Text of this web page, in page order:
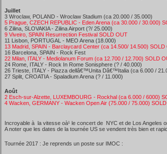
Juillet
3 Wroclaw, POLAND - Wroclaw Stadium (ca 20.000 / 35.000)
5 Prague, CZECH REPUBLIC - Eden Arena (ca 30.000 / 30.000)
6 Zilina, SLOVAKIA - Zilina Airport (?/ 25.000)
9 Viveiro, SPAIN Resurrection Festival SOLD OUT
11 Lisbon, PORTUGAL - MEO Arena (18.000)
13 Madrid, SPAIN - Barclaycard Center (ca 14.500/ 14.500) SOLD
16 Barcelona, SPAIN - Rock Fest
22 Milan, ITALY - Mediolanum Forum (ca 12.700 / 12.700) SOLD
24 Rome, ITALY - Rock In Rome Sonisphere (? / 40.000)
26 Trieste, ITALY - Piazza dellâ€™Unita Dâ€™Italia (ca 6.000 /
27 Split, CROATIA - Spaladium Arena (? / 11.000)
Août
2 Esch-sur-Alzette, LUXEMBOURG - Rockhal (ca 6.000 / 6000)
4 Wacken, GERMANY - Wacken Open Air (75.000 / 75.000)
Incroyable à la vitesse oà¹ le concert de NYC et de Los Angeles
A noter que les dates de la tournée US se vendent très bien et
Tournée 2017 : Je reprends un poste sur IMOC :